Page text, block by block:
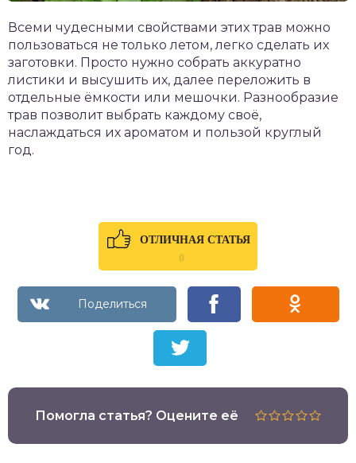
Всеми чудесными свойствами этих трав можно
пользоваться не только летом, легко сделать их
заготовки. Просто нужно собрать аккуратно
листики и высушить их, далее переложить в
отдельные ёмкости или мешочки. Разнообразие
трав позволит выбрать каждому своё,
наслаждаться их ароматом и пользой круглый
год.
ОТЛИЧНАЯ СТАТЬЯ
0
Помогла статья? Оцените её